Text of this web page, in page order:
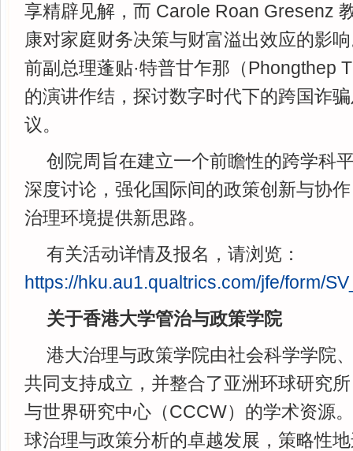
享精辟见解，而 Carole Roan Gresenz
康对家庭财务决策与财富溢出效应的影
前副总理蓬贴·特普甘乍那（Phongthep
的演讲作结，探讨数字时代下的跨国诈
议。
创院周旨在建立一个前瞻性的跨学科
深度讨论，强化国际间的政策创新与协
治理环境提供新思路。
有关活动详情及报名，请浏览：
https://hku.au1.qualtrics.com/jfe/form/
关于香港大学管治与政策学院
港大治理与政策学院由社会科学学院
共同支持成立，并整合了亚洲环球研究
与世界研究中心（CCCW）的学术资源
球治理与政策分析的卓越发展，策略性